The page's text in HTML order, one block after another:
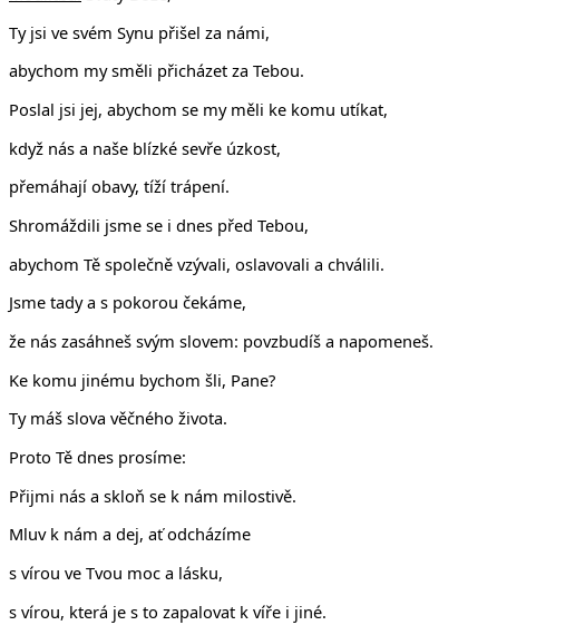
Ty jsi ve svém Synu přišel za námi,
abychom my směli přicházet za Tebou.
Poslal jsi jej, abychom se my měli ke komu utíkat,
když nás a naše blízké sevře úzkost,
přemáhají obavy, tíží trápení.
Shromáždili jsme se i dnes před Tebou,
abychom Tě společně vzývali, oslavovali a chválili.
Jsme tady a s pokorou čekáme,
že nás zasáhneš svým slovem: povzbudíš a napomeneš.
Ke komu jinému bychom šli, Pane?
Ty máš slova věčného života.
Proto Tě dnes prosíme:
Přijmi nás a skloň se k nám milostivě.
Mluv k nám a dej, ať odcházíme
s vírou ve Tvou moc a lásku,
s vírou, která je s to zapalovat k víře i jiné.